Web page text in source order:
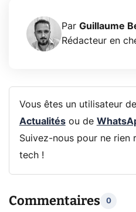
Par Guillaume
Rédacteur en
Vous êtes un utilisateur de
Actualitésou de
Suivez-nous pour ne rien
tech !
Commentaires 0